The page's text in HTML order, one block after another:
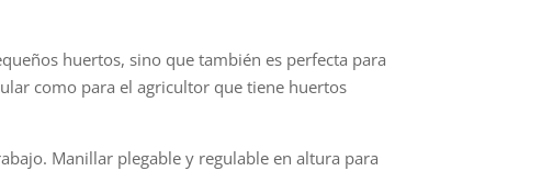
huertos, sino que también es perfecta para
como para el agricultor que tiene huertos
Manillar plegable y regulable en altura para